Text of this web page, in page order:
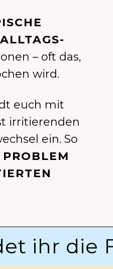
– oft das,
wird.
euch mit
irritierenden
ein. So
ihr die